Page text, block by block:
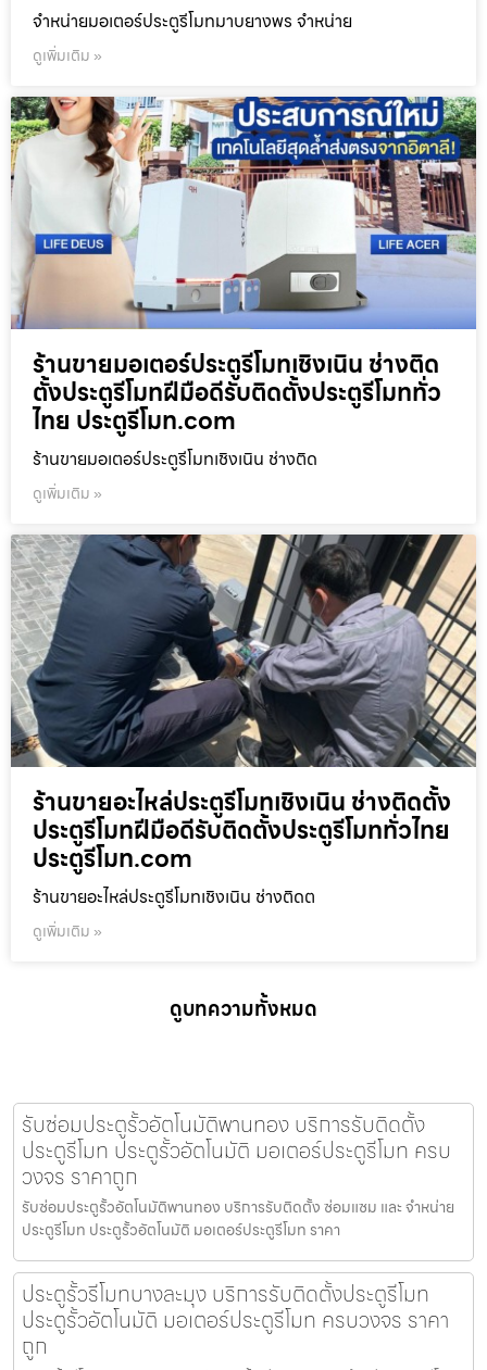
จำหน่ายมอเตอร์ประตูรีโมทมาบยางพร จำหน่าย
ดูเพิ่มเติม »
ร้านขายมอเตอร์ประตูรีโมทเชิงเนิน ช่างติด
ตั้งประตูรีโมทฝีมือดีรับติดตั้งประตูรีโมททั่ว
ไทย ประตูรีโมท.com
ร้านขายมอเตอร์ประตูรีโมทเชิงเนิน ช่างติด
ดูเพิ่มเติม »
ร้านขายอะไหล่ประตูรีโมทเชิงเนิน ช่างติดตั้ง
ประตูรีโมทฝีมือดีรับติดตั้งประตูรีโมททั่วไทย
ประตูรีโมท.com
ร้านขายอะไหล่ประตูรีโมทเชิงเนิน ช่างติดต
ดูเพิ่มเติม »
ดูบทความทั้งหมด
รับซ่อมประตูรั้วอัตโนมัติพานทอง บริการรับติดตั้ง
ประตูรีโมท ประตูรั้วอัตโนมัติ มอเตอร์ประตูรีโมท ครบ
วงจร ราคาถูก
รับซ่อมประตูรั้วอัตโนมัติพานทอง บริการรับติดตั้ง ซ่อมแซม และ จำหน่าย
ประตูรีโมท ประตูรั้วอัตโนมัติ มอเตอร์ประตูรีโมท ราคา
ประตูรั้วรีโมทบางละมุง บริการรับติดตั้งประตูรีโมท
ประตูรั้วอัตโนมัติ มอเตอร์ประตูรีโมท ครบวงจร ราคา
ถูก